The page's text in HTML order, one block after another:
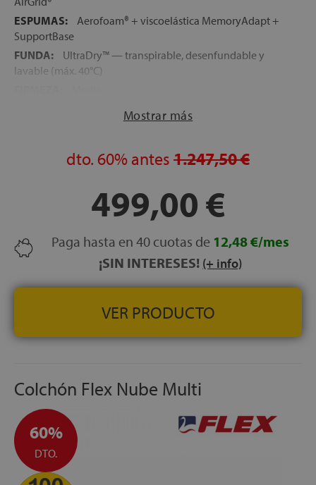
ESPUMAS:
Aerofoam® + viscoelástica MemoryAdapt +
SupportBase
FUNDA:
UltraDry™ — transpirable, desenfundable y
lavable (máx. 40°C)
en 5 horas, recuperación completa en 24 horas
RECONOCIMIENTO:
Producto del Año 2026 (categoría
NOCHES DE PRUEBA:
100 noches
10 años
Mostrar más
dto. 60% antes 1.247,50 €
499,00 €
Paga hasta en 40 cuotas de 12,48 €/mes
¡SIN INTERESES! (+ info)
VER PRODUCTO
Colchón Flex Nube Multi
60%
DTO.